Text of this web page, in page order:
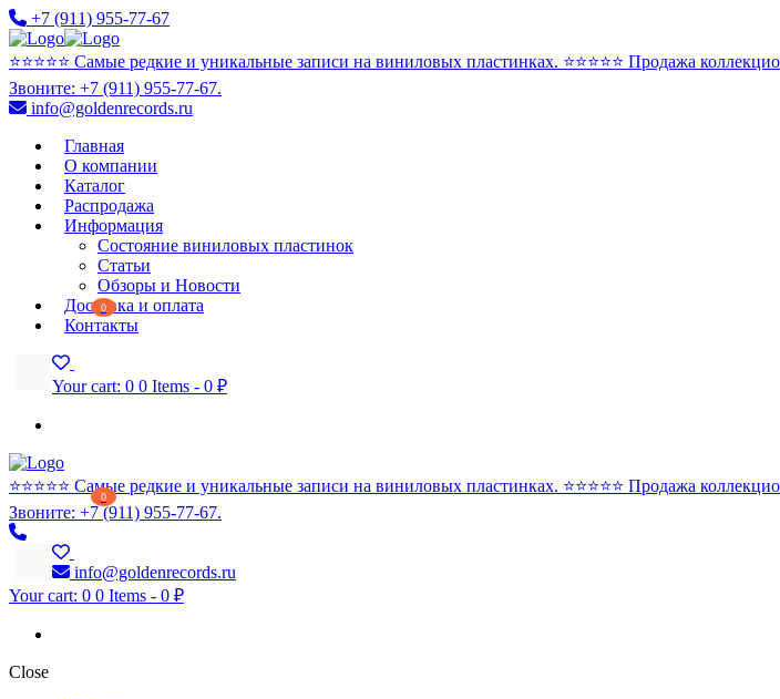
+7 (911) 955-77-67
⭐️⭐️⭐️⭐️⭐️ Самые редкие и уникальные записи на виниловых пластинках. ⭐️⭐️⭐️⭐️⭐️ Продажа
Звоните: +7 (911) 955-77-67.
info@goldenrecords.ru
Главная
О компании
Каталог
Распродажа
Информация
Состояние виниловых пластинок
Статьи
Обзоры и Новости
Доставка и оплата
Контакты
0
Your cart: 0 0 Items - 0 ₽
⭐️⭐️⭐️⭐️⭐️ Самые редкие и уникальные записи на виниловых пластинках. ⭐️⭐️⭐️⭐️⭐️ Продажа
Звоните: +7 (911) 955-77-67.
0
info@goldenrecords.ru
Your cart: 0 0 Items - 0 ₽
Close